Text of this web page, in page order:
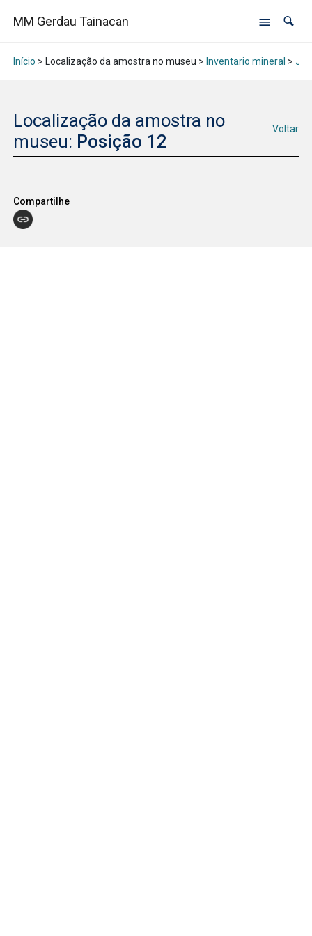
MM Gerdau Tainacan
Início > Localização da amostra no museu > Inventario mineral >
Localização da amostra no
museu: Posição 12
Voltar
Compartilhe